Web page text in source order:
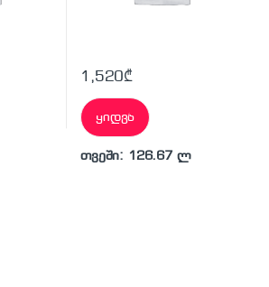
1,520₾
ყიდვა
თვეში: 126.67 ლ